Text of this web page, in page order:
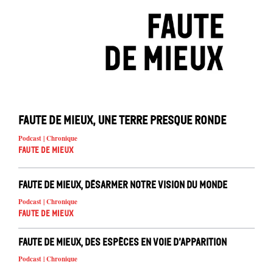
Faute de mieux, une Terre presque ronde
Podcast | Chronique
Faute de mieux
Faute de mieux, désarmer notre vision du monde
Podcast | Chronique
Faute de mieux
Faute de mieux, des espèces en voie d’apparition
Podcast | Chronique